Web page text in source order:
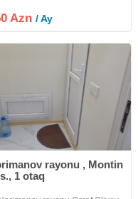
maşurut keçir.Rahat yerdə
yerdir.Ev normal
Azn/ Ay
rayonu , Montin
1 otaq